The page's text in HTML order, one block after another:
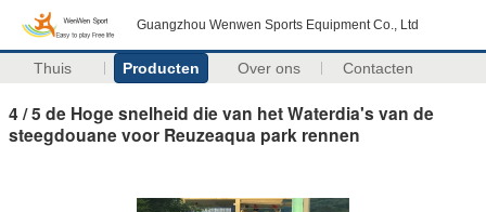
Guangzhou Wenwen Sports Equipment Co., Ltd
Thuis Producten Over ons Contacten
4 / 5 de Hoge snelheid die van het Waterdia's van de
steegdouane voor Reuzeaqua park rennen